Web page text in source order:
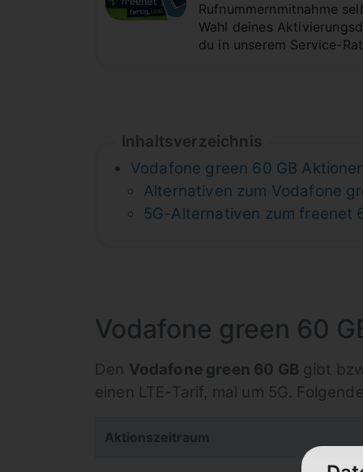
Rufnummernmitnahme
Wahl deines
du in unserem Service-
Inhaltsverzeichnis
Vodafone green 60 GB
Alternativen zum Vodafone
5G-Alternativen zum freenet
Vodafone green 60
Den Vodafone green 60 GB gibt
einen LTE-Tarif, mal um 5G.
Aktionszeitraum